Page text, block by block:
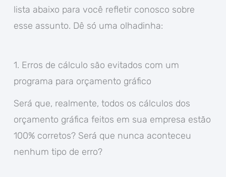
lista abaixo para você refletir conosco sobre
esse assunto. Dê só uma olhadinha:
1. Erros de cálculo são evitados com um
programa para orçamento gráfico
Será que, realmente, todos os cálculos dos
orçamento gráfica feitos em sua empresa estão
100% corretos? Será que nunca aconteceu
nenhum tipo de erro?